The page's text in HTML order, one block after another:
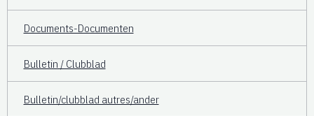
Documents-Documenten
Bulletin / Clubblad
Bulletin/clubblad autres/ander